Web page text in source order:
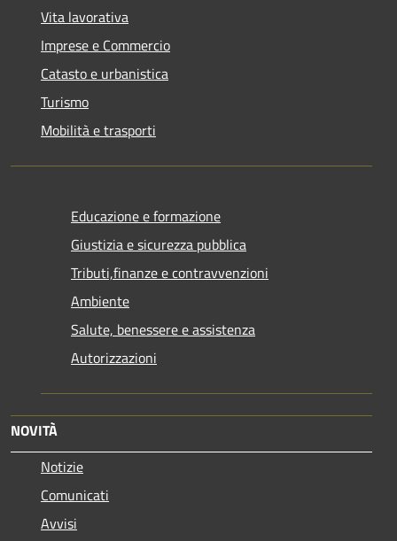
Vita lavorativa
Imprese e Commercio
Catasto e urbanistica
Turismo
Mobilità e trasporti
Educazione e formazione
Giustizia e sicurezza pubblica
Tributi,finanze e contravvenzioni
Ambiente
Salute, benessere e assistenza
Autorizzazioni
NOVITÀ
Notizie
Comunicati
Avvisi